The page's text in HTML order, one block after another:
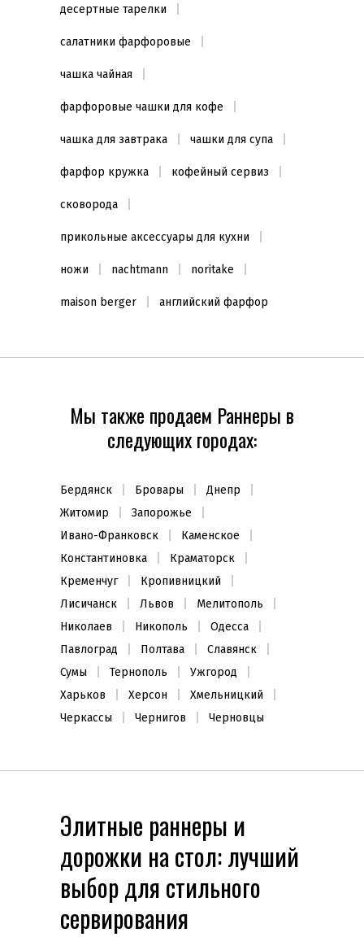
десертные тарелки
салатники фарфоровые
чашка чайная
фарфоровые чашки для кофе
чашка для завтрака чашки для супа
фарфор кружка кофейный сервиз
сковорода
прикольные аксессуары для кухни
ножи nachtmann noritake
maison berger английский фарфор
Мы также продаем Раннеры в
следующих городах:
Бердянск Бровары
Днепр
Житомир
Запорожье
Ивано-Франковск
Каменское
Константиновка
Краматорск
Кременчуг
Кропивницкий
Лисичанск
Львов
Мелитополь
Николаев
Никополь
Одесса
Павлоград
Полтава
Славянск
Сумы
Тернополь
Ужгород
Харьков
Херсон
Хмельницкий
Черкассы
Чернигов Черновцы
Элитные раннеры и
дорожки на стол: лучший
выбор для стильного
сервирования